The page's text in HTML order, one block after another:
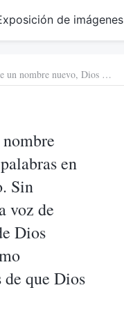
de imágenes
Pregunta 1: Ahora el Señor Jesús ya ha regresado y tiene un nombre nuevo, Dios Todopoderoso. Dios Todopoderoso ha expresado las palabras en el libro “La Palabra Manifestada en Carne”, y es la voz del novio. Sin embargo, muchos hermanos y hermanas aún no saben discernir la voz de Dios. Por eso hoy día hemos invitado a los testigos de la Iglesia de Dios Todopoderoso. Los hemos invitado para que nos hablen sobre cómo identificar la voz de Dios. Así todos sabremos cómo cerciorarnos de que Dios Todopoderoso es el regreso del Señor Jesús.
en
Sin
voz de
Dios
que Dios